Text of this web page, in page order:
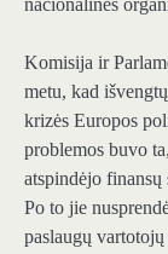
nacionalinės
Komisija ir
metu, kad
krizės Europos
problemos buvo
atspindėjo finansų
Po to jie
paslaugų